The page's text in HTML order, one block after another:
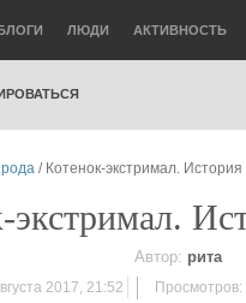
ЛЮДИ АКТИВНОСТЬ
/ Котенок-экстримал.
экстримал.
Автор: рита
2017, 21:52 Просмотров: